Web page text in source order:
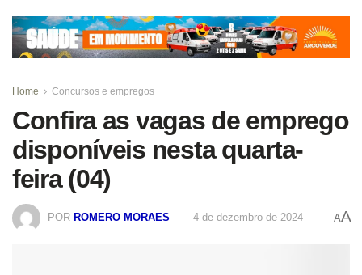
Home Concursos e empregos
Confira as vagas de emprego
disponíveis nesta quarta-
feira (04)
POR ROMERO MORAES 4 de dezembro de 2024 AA